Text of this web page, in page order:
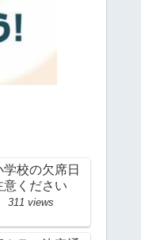
校の欠席日
意ください
311 views